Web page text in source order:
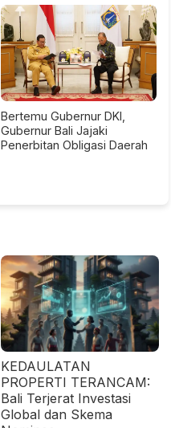
Bertemu Gubernur DKI,
Gubernur Bali Jajaki
Penerbitan Obligasi Daerah
KEDAULATAN
PROPERTI TERANCAM:
Bali Terjerat Investasi
Global dan Skema